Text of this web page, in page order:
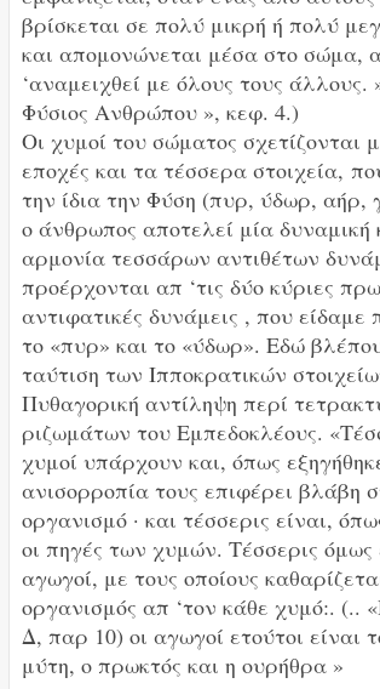
βρίσκεται σε πολύ μικρή ή πολύ
και απομονώνεται μέσα στο σώμα,
‘αναμειχθεί με όλους τους άλλους.
Φύσιος Ανθρώπου », κεφ. 4.)
Οι χυμοί του σώματος σχετίζονται
εποχές και τα τέσσερα στοιχεία,
την ίδια την Φύση (πυρ, ύδωρ, αήρ,
ο άνθρωπος αποτελεί μία δυναμική
αρμονία τεσσάρων αντιθέτων
προέρχονται απ ‘τις δύο κύριες
αντιφατικές δυνάμεις , που είδαμε
το «πυρ» και το «ύδωρ». Εδώ
ταύτιση των Ιπποκρατικών
Πυθαγορική αντίληψη περί
ριζωμάτων του Εμπεδοκλέους.
χυμοί υπάρχουν και, όπως
ανισορροπία τους επιφέρει βλάβη
οργανισμό · και τέσσερις είναι,
οι πηγές των χυμών. Τέσσερις όμως
αγωγοί, με τους οποίους
οργανισμός απ ‘τον κάθε χυμό:. (..
Δ, παρ 10) οι αγωγοί ετούτοι είναι
μύτη, ο πρωκτός και η ουρήθρα »